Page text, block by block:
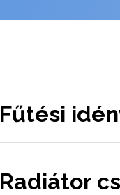
Fűtési
Radiátor